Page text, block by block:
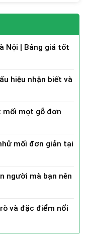
Nội | Bảng giá tốt
hiệu nhận biết và
mối mọt gỗ đơn
mối đơn giản tại
người mà bạn nên
và đặc điểm nổi